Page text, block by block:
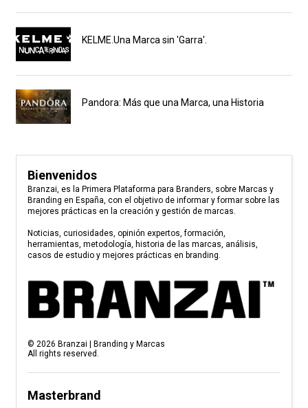
KELME.Una Marca sin 'Garra'.
Pandora: Más que una Marca, una Historia
Bienvenidos
Branzai, es la Primera Plataforma para Branders, sobre Marcas y
Branding en España, con el objetivo de informar y formar sobre las
mejores prácticas en la creación y gestión de marcas.
Noticias, curiosidades, opinión expertos, formación,
herramientas, metodología, historia de las marcas, análisis,
casos de estudio y mejores prácticas en branding.
© 2026 Branzai | Branding y Marcas
All rights reserved.
Masterbrand